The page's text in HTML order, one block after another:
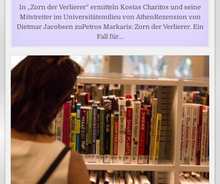
In „Zorn der Verlierer“ ermitteln Kostas Charitos und seine
Mitstreiter im Universitätsmilieu von AthenRezension von
Dietmar Jacobsen zuPetros Markaris: Zorn der Verlierer. Ein
Fall für…